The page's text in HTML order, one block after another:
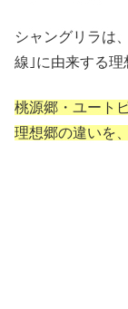
シャングリラは
線｣に由来する理
桃源郷・ユート
理想郷の違いを